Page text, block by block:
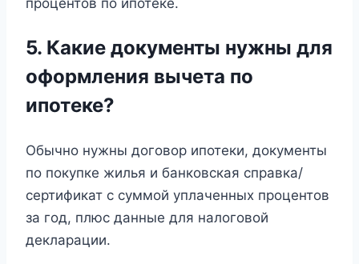
процентов по ипотеке.
5. Какие документы нужны для
оформления вычета по
ипотеке?
Обычно нужны договор ипотеки, документы
по покупке жилья и банковская справка/
сертификат с суммой уплаченных процентов
за год, плюс данные для налоговой
декларации.